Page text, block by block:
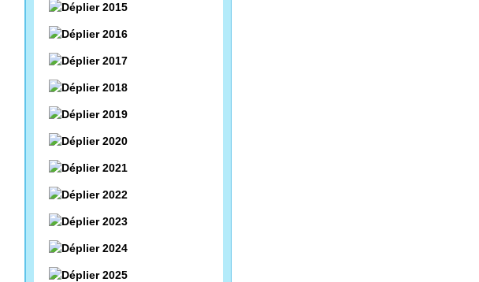
2015
2016
2017
2018
2019
2020
2021
2022
2023
2024
2025